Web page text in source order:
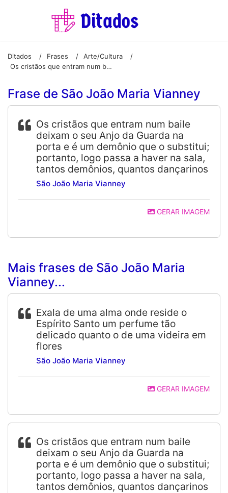
Ditados / Frases / Arte/Cultura
/
Os cristãos que entram num baile deixam o seu Anjo da Guarda na porta e é um demônio que o substitui; portanto, logo passa a haver na sala, tantos demônios, quantos dançarinos
Frase de São João Maria Vianney
Os cristãos que entram num baile
deixam o seu Anjo da Guarda na
porta e é um demônio que o substitui;
portanto, logo passa a haver na sala,
tantos demônios, quantos dançarinos
São João Maria Vianney
GERAR IMAGEM
Mais frases de São João Maria
Vianney...
Exala de uma alma onde reside o
Espírito Santo um perfume tão
delicado quanto o de uma videira em
flores
São João Maria Vianney
GERAR IMAGEM
Os cristãos que entram num baile
deixam o seu Anjo da Guarda na
porta e é um demônio que o substitui;
portanto, logo passa a haver na sala,
tantos demônios, quantos dançarinos